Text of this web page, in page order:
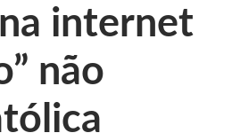
internet
não